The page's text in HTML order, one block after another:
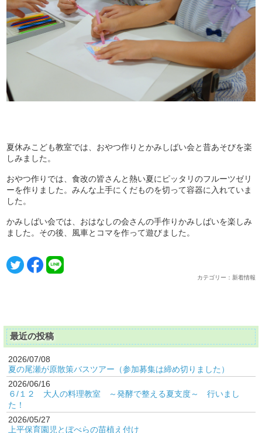
夏休みこども教室では、おやつ作りとかみしばい会と昔あそびを楽
しみました。
おやつ作りでは、食改の皆さんと熱い夏にピッタリのフルーツゼリ
ーを作りました。みんな上手にくだものを切って容器に入れていま
した。
かみしばい会では、おはなしの会さんの手作りかみしばいを楽しみ
ました。その後、風車とコマを作って遊びました。
カテゴリー：新着情報
最近の投稿
2026/07/08
夏の尾瀬が原散策バスツアー（参加募集は締め切りました）
2026/06/16
６/１２ 大人の料理教室 ～発酵で整える夏支度～ 行いまし
た！
2026/05/27
上平保育園児とぼべらの苗植え付け